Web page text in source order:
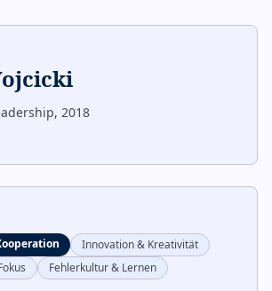
2018
Innovation & Kreativität
Fehlerkultur & Lernen